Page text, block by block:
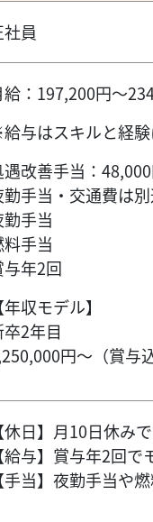
社員
給：197,200円～
与はスキルと経験
改善手当：
勤手当・交通費は
手当
手当
与年2回
【年収モデル】
卒2年目
円～（賞与込
【休日】月10日休み
【給与】賞与年2回
【手当】夜勤手当や